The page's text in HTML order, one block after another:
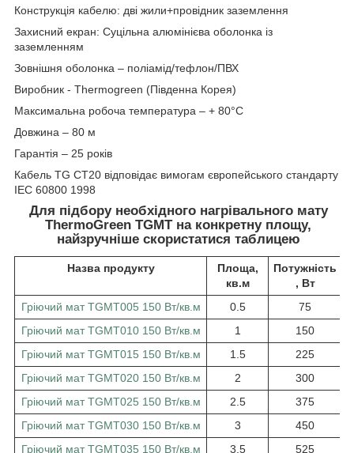
Конструкція кабелю: дві жили+провідник заземлення
Захисний екран: Суцільна алюмінієва оболонка із
заземленням
Зовнішня оболонка – поліамід/тефлон/ПВХ
Виробник - Thermоgreen (Південна Корея)
Максимальна робоча температура – + 80°С
Довжина – 80 м
Гарантія – 25 років
Кабель TG CT20 відповідає вимогам європейського стандарту
IEC 60800 1998
Для підбору необхідного нагрівального мату
ThermoGreen TGMT на конкретну площу,
найзручніше скористатися таблицею
Назва продукту
Площа,
кв.м
Потужність
, Вт
Гріючий мат TGMT005 150 Вт/кв.м
0.5
75
Гріючий мат TGMT010 150 Вт/кв.м
1
150
Гріючий мат TGMT015 150 Вт/кв.м
1.5
225
Гріючий мат TGMT020 150 Вт/кв.м
2
300
Гріючий мат TGMT025 150 Вт/кв.м
2.5
375
Гріючий мат TGMT030 150 Вт/кв.м
3
450
Гріючий мат TGMT035 150 Вт/кв.м
3.5 525